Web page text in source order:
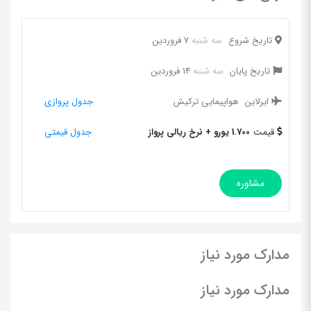
تاریخ شروع سه شنبه 7 فروردین
تاریخ پایان سه شنبه 14 فروردین
ایرلاین هواپیمایی ترکیش جدول پروازی
قیمت 1.700 یورو + نرخ ریالی پرواز جدول قیمتی
مشاوره
مدارک مورد نیاز
مدارک مورد نیاز